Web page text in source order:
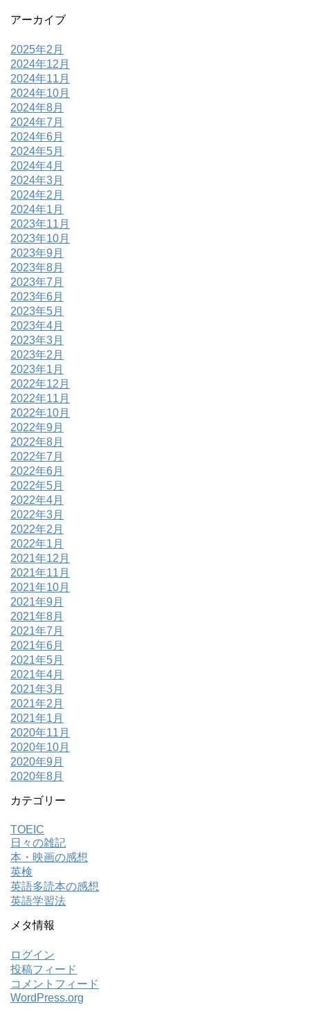
アーカイブ
2025年2月
2024年12月
2024年11月
2024年10月
2024年8月
2024年7月
2024年6月
2024年5月
2024年4月
2024年3月
2024年2月
2024年1月
2023年11月
2023年10月
2023年9月
2023年8月
2023年7月
2023年6月
2023年5月
2023年4月
2023年3月
2023年2月
2023年1月
2022年12月
2022年11月
2022年10月
2022年9月
2022年8月
2022年7月
2022年6月
2022年5月
2022年4月
2022年3月
2022年2月
2022年1月
2021年12月
2021年11月
2021年10月
2021年9月
2021年8月
2021年7月
2021年6月
2021年5月
2021年4月
2021年3月
2021年2月
2021年1月
2020年11月
2020年10月
2020年9月
2020年8月
カテゴリー
TOEIC
日々の雑記
本・映画の感想
英検
英語多読本の感想
英語学習法
メタ情報
ログイン
投稿フィード
コメントフィード
WordPress.org